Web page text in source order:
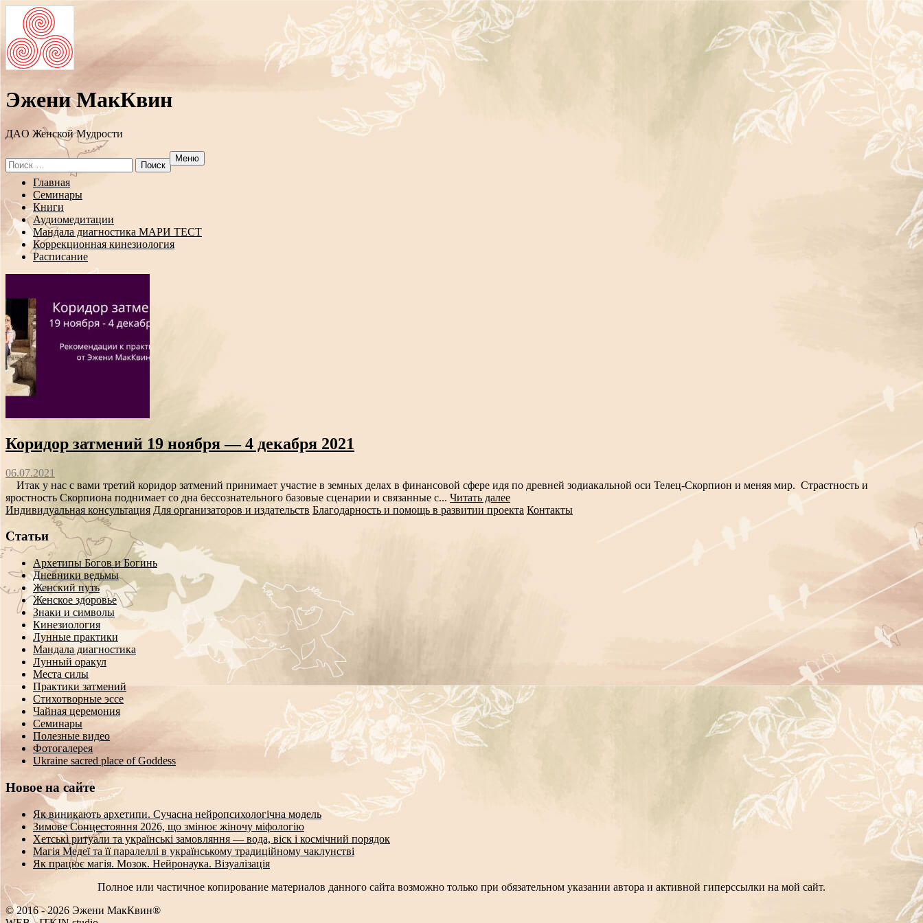
Эжени МакКвин
ДAO Женской Мудрости
Search
for:
Меню
Перейти
содержанию
Главная
Семинары
Книги
Аудиомедитации
Мандала диагностика МАРИ ТЕСТ
Коррекционная кинезиология
Расписание
Коридор затмений 19 ноября — 4 декабря 2021
06.07.2021
Итак у нас с вами третий коридор затмений принимает участие в земных делах в финансовой сфере идя по древней зодиакальной оси Телец-Скорпион и меняя мир. Страстность и
яростность Скорпиона поднимает со дна бессознательного базовые сценарии и связанные с... Читать далее
Индивидуальная консультация Для организаторов и издательств Благодарность и помощь в развитии проекта Контакты
Статьи
Архетипы Богов и Богинь
Дневники ведьмы
Женский путь
Женское здоровье
Знаки и символы
Кинезиология
Лунные практики
Мандала диагностика
Лунный оракул
Места силы
Практики затмений
Стихотворные эссе
Чайная церемония
Семинары
Полезные видео
Фотогалерея
Ukraine sacred place of Goddess
Новое на сайте
Як виникають архетипи. Сучасна нейропсихологічна модель
Зимове Сонцестояння 2026, що змінює жіночу міфологію
Хетські ритуали та українські замовляння — вода, віск і космічний порядок
Магія Медеї та її паралеллі в українському традиційному чаклунстві
Як працює магія. Мозок. Нейронаука. Візуалізація
Полное или частичное копирование материалов данного сайта возможно только при обязательном указании автора и активной гиперссылки на мой сайт.
© 2016 - 2026 Эжени МакКвин®